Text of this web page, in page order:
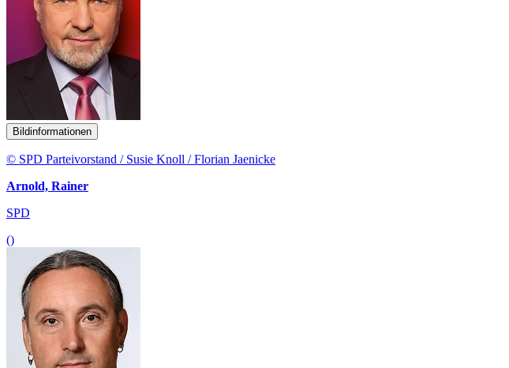
Bildinformationen
© SPD Parteivorstand / Susie Knoll / Florian Jaenicke
Arnold, Rainer
SPD
()